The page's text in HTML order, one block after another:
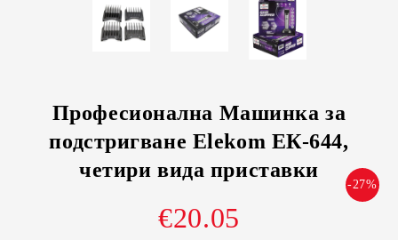
Професионална Машинка за
подстригване Elekom ЕК-644,
четири вида приставки
-27%
€20.05